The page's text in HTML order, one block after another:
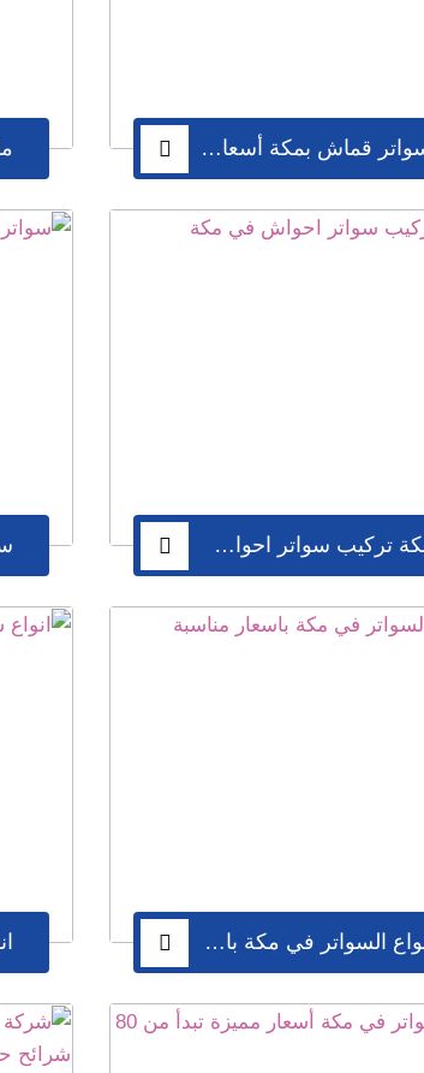
تركيب سواتر قماش بمكة أسعار رخيصة
سواتر مكة تركيب سواتر احواش في مكة
افضل انواع السواتر في مكة باسعار مناسبة